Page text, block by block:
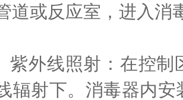
道或反应室，进入消
线照射：在控制
辐射下。消毒器内